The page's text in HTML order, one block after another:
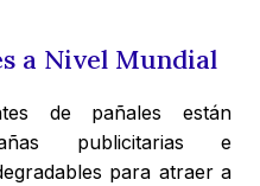
a Nivel Mundial
de pañales están
publicitarias e
para atraer a